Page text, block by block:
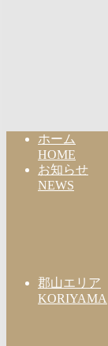
ホーム
HOME
お知らせ
NEWS
郡山エリア
KORIYAMA